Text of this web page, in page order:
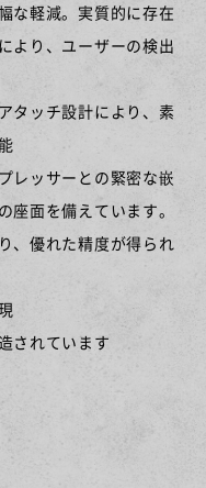
アクセサリ・他
ー]
な軽減。実質的に存在
より、ユーザーの検出
タッチ設計により、素
レッサーとの緊密な嵌
面を備えています。
、優れた精度が得られ
されています